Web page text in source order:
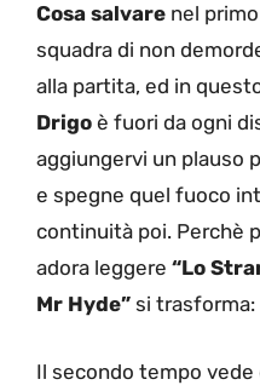
Cosa salvare nel
squadra di non
alla partita, ed in
Drigo è fuori da ogni
aggiungervi un plauso
e spegne quel fuoco
continuità poi. Perchè
adora leggere “Lo
Mr Hyde” si trasforma:
Il secondo tempo vede